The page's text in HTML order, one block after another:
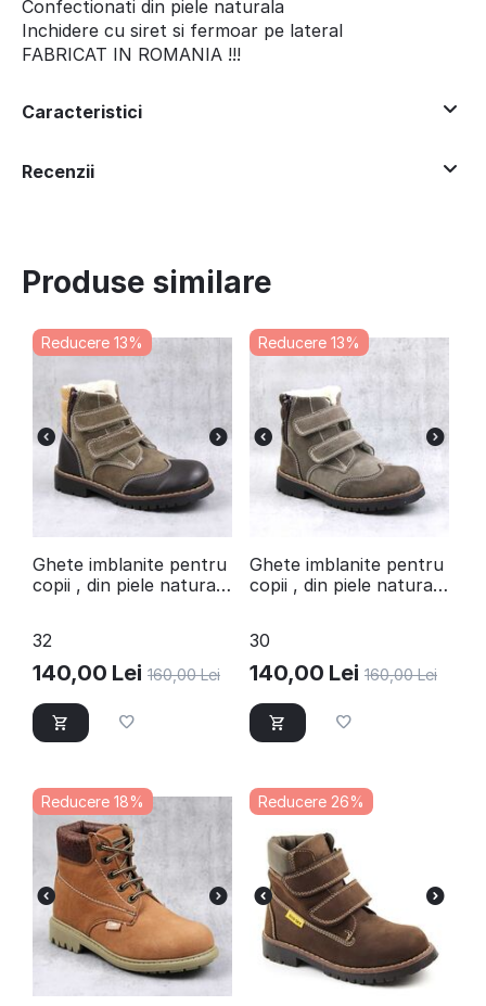
Confectionati din piele naturala
Inchidere cu siret si fermoar pe lateral
FABRICAT IN ROMANIA !!!
Caracteristici
Recenzii
Produse similare
Reducere 13%
Ghete imblanite pentru
copii , din piele naturala
32
140,00 Lei 160,00 Lei
Reducere 13%
Ghete imblanite pentru
copii , din piele naturala
30
140,00 Lei 160,00 Lei
Reducere 18% Reducere 26%